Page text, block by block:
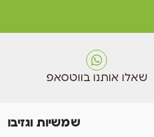
שאלו אותנו בווטסאפ
שמשיות וגזיבו